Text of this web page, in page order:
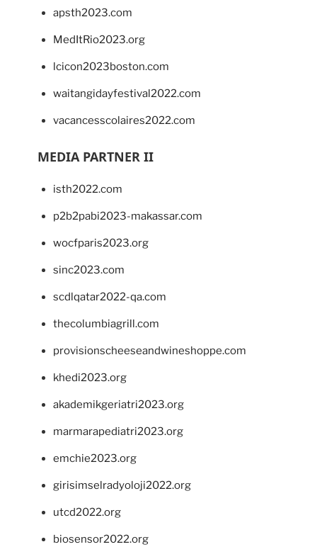
apsth2023.com
MedItRio2023.org
lcicon2023boston.com
waitangidayfestival2022.com
vacancesscolaires2022.com
MEDIA PARTNER II
isth2022.com
p2b2pabi2023-makassar.com
wocfparis2023.org
sinc2023.com
scdlqatar2022-qa.com
thecolumbiagrill.com
provisionscheeseandwineshoppe.com
khedi2023.org
akademikgeriatri2023.org
marmarapediatri2023.org
emchie2023.org
girisimselradyoloji2022.org
utcd2022.org
biosensor2022.org